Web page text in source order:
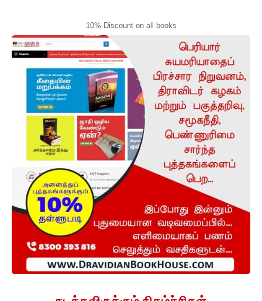
10% Discount on all books